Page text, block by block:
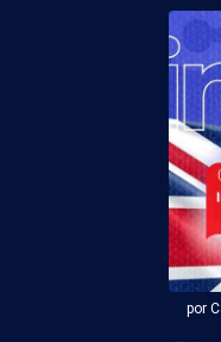
por
por
da matéria sobre o
e Alto da Aliança, em